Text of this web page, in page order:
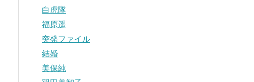
白虎隊
福原遥
突発ファイル
結婚
美保純